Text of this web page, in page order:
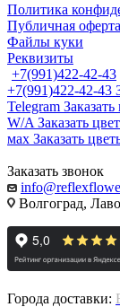
Политика
Публичная оферта
Файлы куки
Реквизиты
+7(991)422-42-43
+7(991)422-42-43
Telegram
W/A Заказать
мах Заказать
Заказать звонок
Волгоград,
Города доставки: